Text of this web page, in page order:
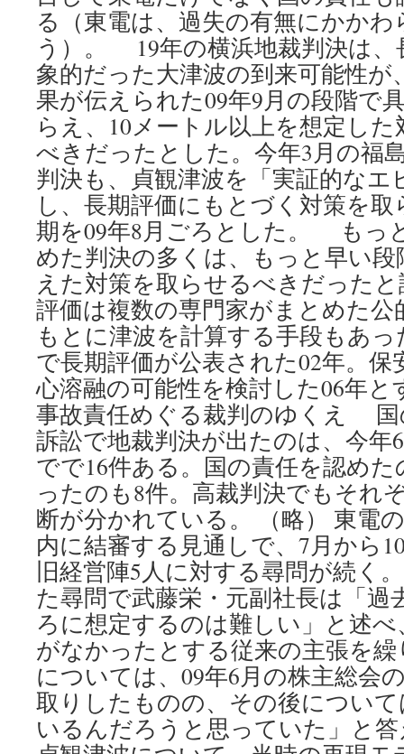
る（東電は、過失の有無にかか
う）。 19年の横浜地裁判決は、
象的だった大津波の到来可能性が
果が伝えられた09年9月の段階で
らえ、10メートル以上を想定し
べきだったとした。今年3月の福
判決も、貞観津波を「実証的なエ
し、長期評価にもとづく対策を
期を09年8月ごろとした。 もっ
めた判決の多くは、もっと早い
えた対策を取らせるべきだった
評価は複数の専門家がまとめた
もとに津波を計算する手段もあ
で長期評価が公表された02年。
心溶融の可能性を検討した06年
事故責任めぐる裁判のゆくえ 国
訴訟で地裁判決が出たのは、今年
でで16件ある。国の責任を認め
ったのも8件。高裁判決でもそれ
断が分かれている。 （略） 東電
内に結審する見通しで、7月から
旧経営陣5人に対する尋問が続く
た尋問で武藤栄・元副社長は「過
ろに想定するのは難しい」と述
がなかったとする従来の主張を
については、09年6月の株主総会
取りしたものの、その後につい
いるんだろうと思っていた」と